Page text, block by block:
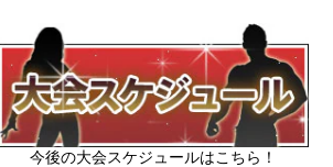
今後の大会スケジュールはこちら！